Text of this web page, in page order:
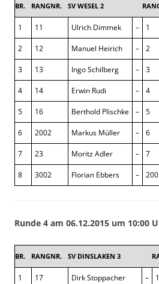
BR. RANGNR. SV WESEL 2
1 11 Ulrich Dimmek – 1
2 12 Manuel Heirich – 2
3 13 Ingo Schilberg – 3
4 14 Erwin Rudi – 4
5 16 Berthold Plischke – 5
6 2002 Markus Müller – 6
7 23 Moritz Adler – 7
8 3002 Florian Ebbers –
Runde 4 am 06.12.2015 um 10:00
BR. RANGNR. SV DINSLAKEN 3
1 17 Dirk Stoppacher – 1